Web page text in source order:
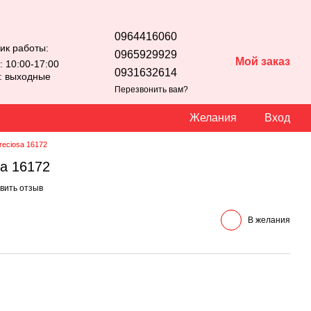
работы:
10:00-17:00
выходные
0964416060
0965929929
0931632614
Перезвонить вам?
Мой заказ
Желания Вход
16172
16172
отзыв
В желания